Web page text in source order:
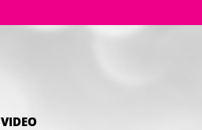
VIDEO